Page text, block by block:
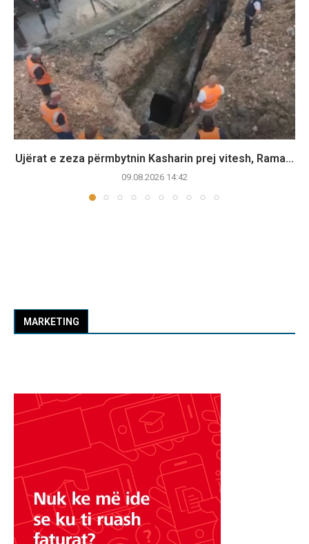
Ujërat e zeza përmbytnin Kasharin prej vitesh, Rama...
09.08.2026 14:42
MARKETING